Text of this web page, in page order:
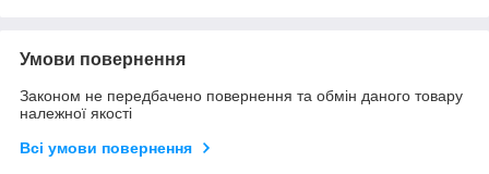
Умови повернення
Законом не передбачено повернення та обмін даного товару
належної якості
Всі умови повернення